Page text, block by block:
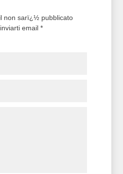
non sarï¿½ pubblicato
email *